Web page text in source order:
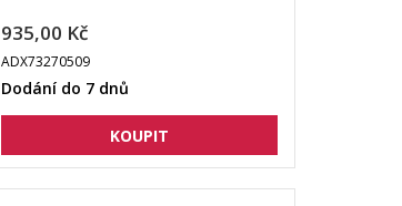
935,00 Kč
ADX73270509
Dodání do 7 dnů